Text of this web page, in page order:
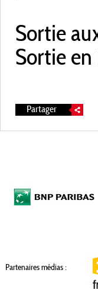
Sortie
Sortie en
Partager
Partenaires médias :